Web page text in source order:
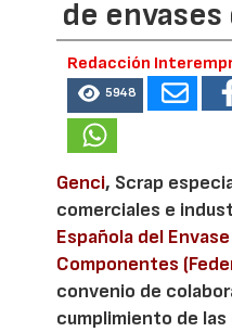
de
Redacción
5948
Genci, Scrap
comerciales e
Española del
Componentes
convenio de
cumplimiento de